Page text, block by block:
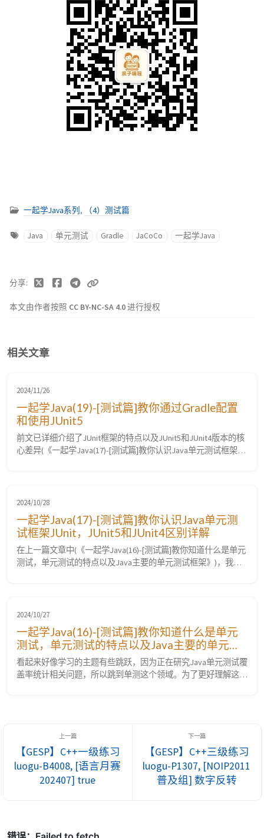
一起学Java系列 , （4）测试篇
Java 单元测试 Gradle JaCoCo 一起学Java
本文由作者按照 CC BY-NC-SA 4.0进行授权
分享
相关文章
2024/11/26
一起学Java(19)-[测试篇]教你通过Gradle配置
和使用JUnit5
前文已详细介绍了JUnit框架的特点以及JUnit5和JUnit4版本的核
心差异(《一起学Java(17)-[测试篇]教你认识Java单元测试框架
意在java-al...
2024/10/28
一起学Java(17)-[测试篇]教你认识Java单元测
试框架JUnit，JUnit5和JUnit4区别详解
在上一篇文章中(《一起学Java(16)-[测试篇]教你知道什么是单元
测试，单元测试的特点以及Java主要的单元测试框架》)，我们
版本JUnit 5的特性，以及与JUnit 4的主要区别。 通过本文，你
将了解...
2024/10/27
一起学Java(16)-[测试篇]教你知道什么是单元
测试，单元测试的特点以及Java主要的单元测
试框架
看起来好像学习的主题有些跳跃，因为正在研究Java单元测试覆
盖率统计相关问题，所以跳到单测这个领域。为了更好理解这个
单元测试框架。 什么是单元测试？ ...
【GESP】C++一级练习
luogu-B4008, [语言月赛
202407] true
【GESP】C++三级练习
luogu-P1307, [NOIP2011
普及组] 数字反转